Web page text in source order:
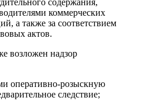
содержания,
коммерческих
а также за соответствием
актов.
возложен надзор
оперативно-розыскную
следствие;